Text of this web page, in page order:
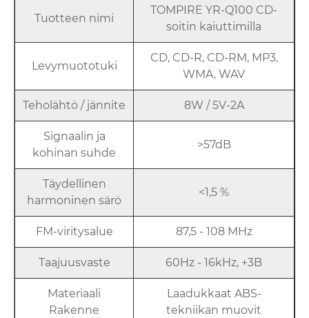
Tuotteen nimi
TOMPIRE YR-Q100 CD-
soitin kaiuttimilla
Levymuototuki
CD, CD-R, CD-RM, MP3,
WMA, WAV
Teholähtö / jännite 8W / 5V-2A
Signaalin ja
kohinan suhde
>57dB
Täydellinen
harmoninen särö
<1,5 %
FM-viritysalue 87,5 - 108 MHz
Taajuusvaste 60Hz - 16kHz, +3B
Materiaali
Rakenne
Laadukkaat ABS-
tekniikan muovit